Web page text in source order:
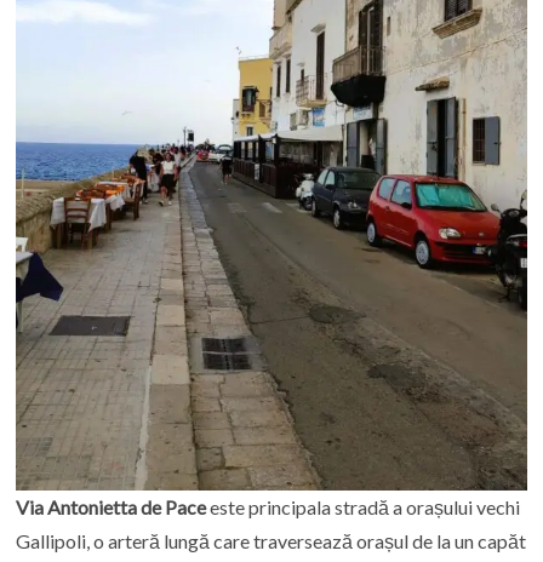
Via Antonietta de Paceeste principala stradă a orașului vechi
Gallipoli, o arteră lungă care traversează orașul de la un capăt